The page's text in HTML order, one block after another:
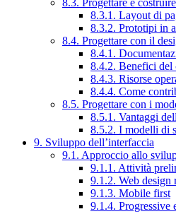
8.3.1. Layout di
8.3.2. Prototipi in
8.4. Progettare con il
8.4.1.
8.4.2. Benefici del
8.4.3. Risorse
8.4.4. Come
8.5. Progettare con i
8.5.1. Vantaggi
8.5.2. I modelli di
9. Sviluppo dell’interfaccia
9.1. Approccio allo
9.1.1. Attività
9.1.2. Web design
9.1.3. Mobile first
9.1.4. Progressive